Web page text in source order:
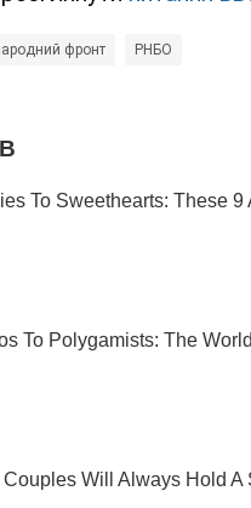
фронт РНБО